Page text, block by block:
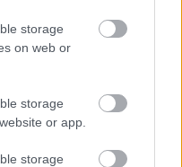
storage
on web or
storage
or app.
storage
τον Θεό: Οι
στην ευρωπαϊκή